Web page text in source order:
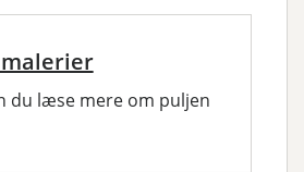
du læse mere om puljen